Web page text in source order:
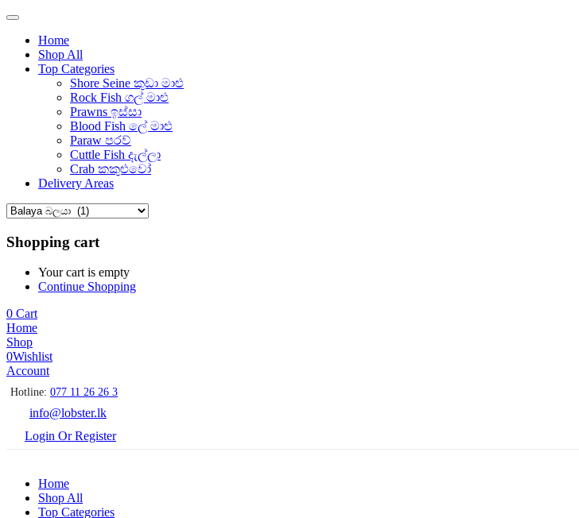
Home
Shop All
Top Categories
Shore Seine කුඩා මාළු
Rock Fish ගල් මාළු
Prawns ඉස්සා
Blood Fish ලේ මාළු
Paraw පරව්
Cuttle Fish දැල්ලා
Crab කකුළුවෝ
Delivery Areas
Shopping cart
Your cart is empty
Continue Shopping
0 Cart
Home
Shop
0Wishlist
Account
Hotline: 077 11 26 26 3
info@lobster.lk
Login Or Register
Home
Shop All
Top Categories